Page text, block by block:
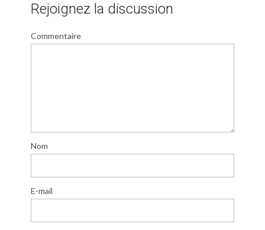
Rejoignez la discussion
Commentaire
Nom
E-mail